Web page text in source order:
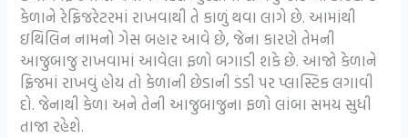
કેળાને રેફ્રિજરેટરમાં રાખવાથી તે કાળું થવા લાગે છે. આમાંથી
ઇથિલિન નામનો ગેસ બહાર આવે છે, જેના કારણે તેમની
આજુબાજુ રાખવામાં આવેલા ફળો બગાડી શકે છે. આજો કેળાને
ફ્રિજમાં રાખવું હોય તો કેળાની છેડાની ડંડી પર પ્લાસ્ટિક લગાવી
દો. જેનાથી કેળા અને તેની આજુબાજુના ફળો લાંબા સમય સુધી
તાજા રહેશે.